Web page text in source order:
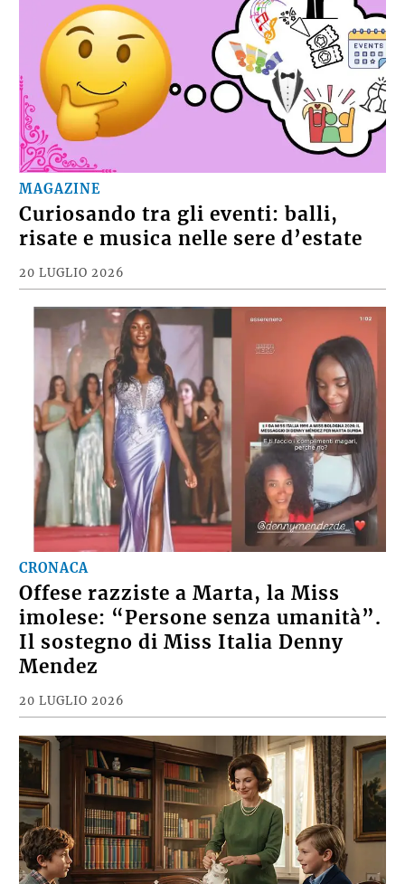
MAGAZINE
Curiosando tra gli eventi: balli,
risate e musica nelle sere d’estate
20 LUGLIO 2026
CRONACA
Offese razziste a Marta, la Miss
imolese: “Persone senza umanità”.
Il sostegno di Miss Italia Denny
Mendez
20 LUGLIO 2026